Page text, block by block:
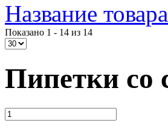
Название
Показано 1 - 14 из 14
Пипетки со